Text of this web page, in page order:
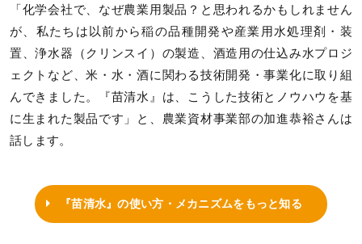
「化学会社で、なぜ農業用製品？と思われるかもしれません
が、私たちは以前から稲の品種開発や産業用水処理剤・装
置、浄水器（クリンスイ）の製造、酒造用の仕込み水プロジ
ェクトなど、米・水・酒に関わる技術開発・事業化に取り組
んできました。『苗清水』は、こうした技術とノウハウを基
に生まれた製品です」と、農業資材事業部の加進恭裕さんは
話します。
『苗清水』の使い方・メカニズムをもっと知る